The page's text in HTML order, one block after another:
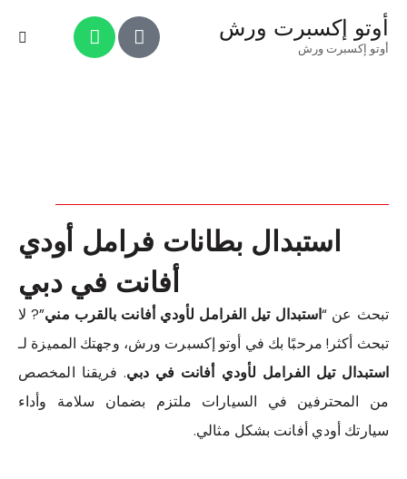
أوتو إكسبرت ورش
أوتو إكسبرت ورش
استبدال بطانات فرامل أودي
أفانت في دبي
تبحث عن “استبدال تيل الفرامل لأودي أفانت بالقرب مني”? لا
تبحث أكثر! مرحبًا بك في أوتو إكسبرت ورش، وجهتك المميزة لـ
استبدال تيل الفرامل لأودي أفانت في دبي. فريقنا المخصص
من المحترفين في السيارات ملتزم بضمان سلامة وأداء
سيارتك أودي أفانت بشكل مثالي.